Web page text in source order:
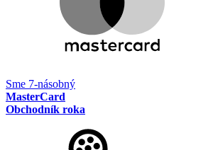
Sme 7-násobný
MasterCard
Obchodník roka